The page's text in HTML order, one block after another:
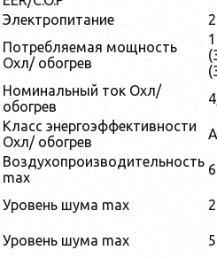
Электропитание
Потребляемая мощность
Охл/ обогрев
Номинальный ток Охл/
обогрев
Класс энергоэффективности
Охл/ обогрев
Воздухопроизводительность
max
Уровень шума max
Уровень шума max